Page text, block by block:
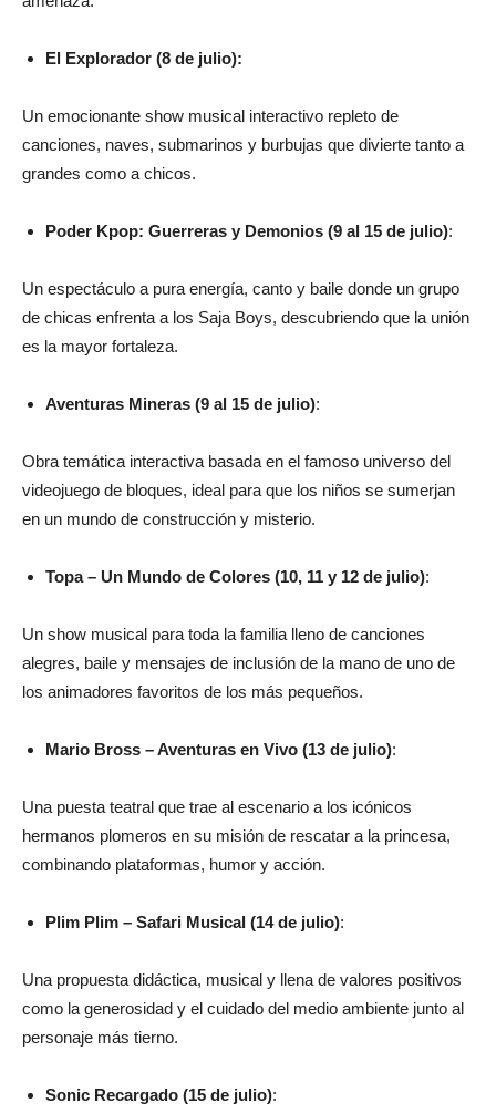
El Explorador (8 de julio):
Un emocionante show musical interactivo repleto de
canciones, naves, submarinos y burbujas que divierte tanto a
grandes como a chicos.
Poder Kpop: Guerreras y Demonios (9 al 15 de julio):
Un espectáculo a pura energía, canto y baile donde un grupo
de chicas enfrenta a los Saja Boys, descubriendo que la unión
es la mayor fortaleza.
Aventuras Mineras (9 al 15 de julio):
Obra temática interactiva basada en el famoso universo del
videojuego de bloques, ideal para que los niños se sumerjan
en un mundo de construcción y misterio.
Topa – Un Mundo de Colores (10, 11 y 12 de julio):
Un show musical para toda la familia lleno de canciones
alegres, baile y mensajes de inclusión de la mano de uno de
los animadores favoritos de los más pequeños.
Mario Bross – Aventuras en Vivo (13 de julio):
Una puesta teatral que trae al escenario a los icónicos
hermanos plomeros en su misión de rescatar a la princesa,
combinando plataformas, humor y acción.
Plim Plim – Safari Musical (14 de julio):
Una propuesta didáctica, musical y llena de valores positivos
como la generosidad y el cuidado del medio ambiente junto al
personaje más tierno.
Sonic Recargado (15 de julio):